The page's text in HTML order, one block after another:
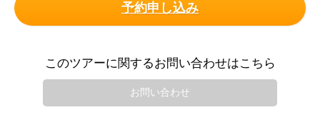
予約申し込み
このツアーに関するお問い合わせはこちら
お問い合わせ